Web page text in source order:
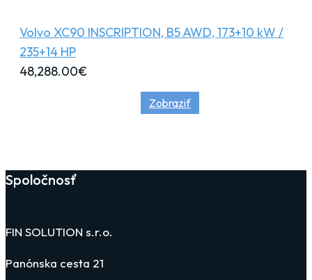
Volvo XC90 INSCRIPTION, B5 AWD, 173+10 kW /
235+14 HP
48,288.00€
Zobraziť
Spoločnosť
FIN SOLUTION s.r.o.
Panónska cesta 21